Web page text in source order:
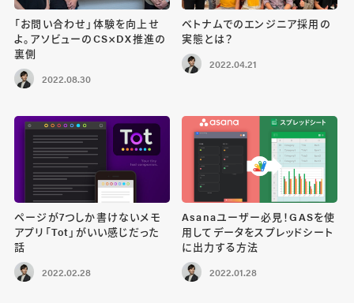
「お問い合わせ」体験を向上せ
よ。アソビューのCS×DX推進の
裏側
2022.08.30
ベトナムでのエンジニア採用の
実態とは？
2022.04.21
ページが7つしか書けないメモ
アプリ「Tot」がいい感じだった
話
2022.02.28
Asanaユーザー必見！GASを使
用してデータをスプレッドシート
に出力する方法
2022.01.28